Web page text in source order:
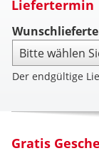
Liefertermin
Der endgültige
Gratis